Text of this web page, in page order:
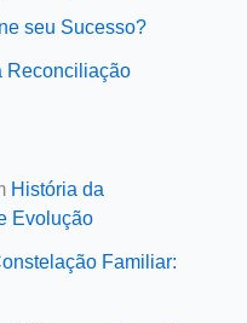
seu Sucesso?
Reconciliação
História da
Evolução
Familiar: